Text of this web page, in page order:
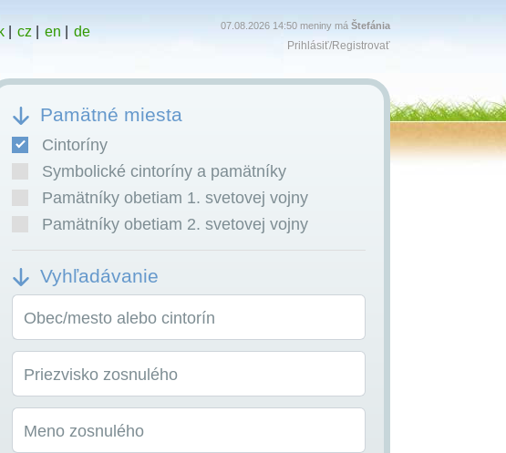
| cz en de 07.08.2026 14:50 meniny má Štefánia
Prihlásiť/Registrovať
Pamätné miesta
Cintoríny
Symbolické cintoríny a pamätníky
Pamätníky obetiam 1. svetovej vojny
Pamätníky obetiam 2. svetovej vojny
Vyhľadávanie
Obec/mesto alebo cintorín
Priezvisko zosnulého
Meno zosnulého